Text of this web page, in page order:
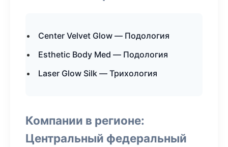
Center Velvet Glow — Подология
Esthetic Body Med — Подология
Laser Glow Silk — Трихология
Компании в регионе:
Центральный федеральный